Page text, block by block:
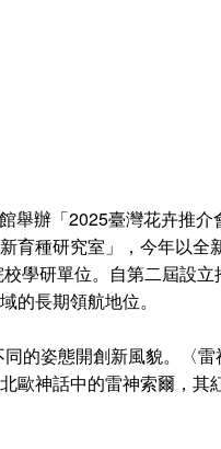
舉辦「2025臺灣花卉推介
育種研究室」，今年以全
學研單位。自第二屆設立
長期領航地位。
的姿態開創新風貌。〈雷
歐神話中的雷神索爾，其